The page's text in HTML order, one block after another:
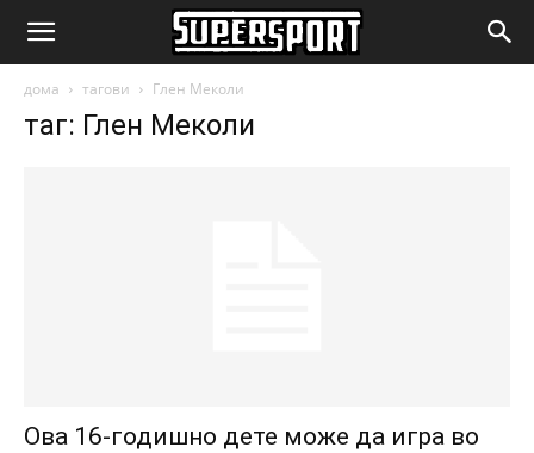
SuperSport.mk
дома тагови Глен Меколи
таг: Глен Меколи
Ова 16-годишно дете може да игра во